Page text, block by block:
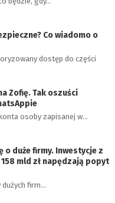
Co wiadomo o
dostęp do części
Zofię. Tak oszuści
osoby zapisanej w…
o duże firmy. Inwestycje z
mld zł napędzają popyt
firm…